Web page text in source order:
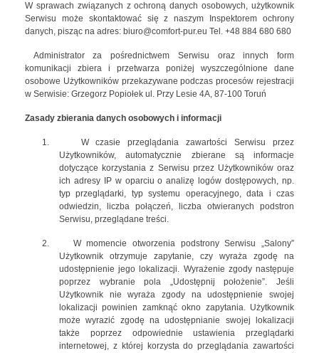
W sprawach związanych z ochroną danych osobowych, użytkownik
Serwisu może skontaktować się z naszym Inspektorem ochrony
danych, pisząc na adres: biuro@comfort-pur.eu Tel. +48 884 680 680
Administrator za pośrednictwem Serwisu oraz innych form
komunikacji zbiera i przetwarza poniżej wyszczególnione dane
osobowe Użytkowników przekazywane podczas procesów rejestracji
w Serwisie: Grzegorz Popiołek ul. Przy Lesie 4A, 87-100 Toruń
Zasady zbierania danych osobowych i informacji
1.
W czasie przeglądania zawartości Serwisu przez
Użytkowników, automatycznie zbierane są informacje
dotyczące korzystania z Serwisu przez Użytkowników oraz
ich adresy IP w oparciu o analizę logów dostępowych, np.
typ przeglądarki, typ systemu operacyjnego, data i czas
odwiedzin, liczba połączeń, liczba otwieranych podstron
Serwisu, przeglądane treści.
2.
W momencie otworzenia podstrony Serwisu „Salony”
Użytkownik otrzymuje zapytanie, czy wyraża zgodę na
udostępnienie jego lokalizacji. Wyrażenie zgody następuje
poprzez wybranie pola „Udostępnij położenie”. Jeśli
Użytkownik nie wyraża zgody na udostępnienie swojej
lokalizacji powinien zamknąć okno zapytania. Użytkownik
może wyrazić zgodę na udostępnianie swojej lokalizacji
także poprzez odpowiednie ustawienia przeglądarki
internetowej, z której korzysta do przeglądania zawartości